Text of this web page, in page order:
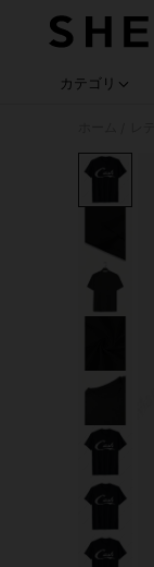
カテゴリ